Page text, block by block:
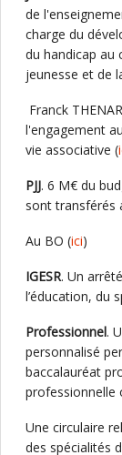
de
charge du
du handicap au
jeunesse et de
Franck
l'engagement
vie associative (
PJJ. 6 M€ du
sont transférés
Au BO (ici)
IGESR. Un
l’éducation, du
Professionnel.
personnalisé
baccalauréat
professionnelle
Une circulaire
des spécialités